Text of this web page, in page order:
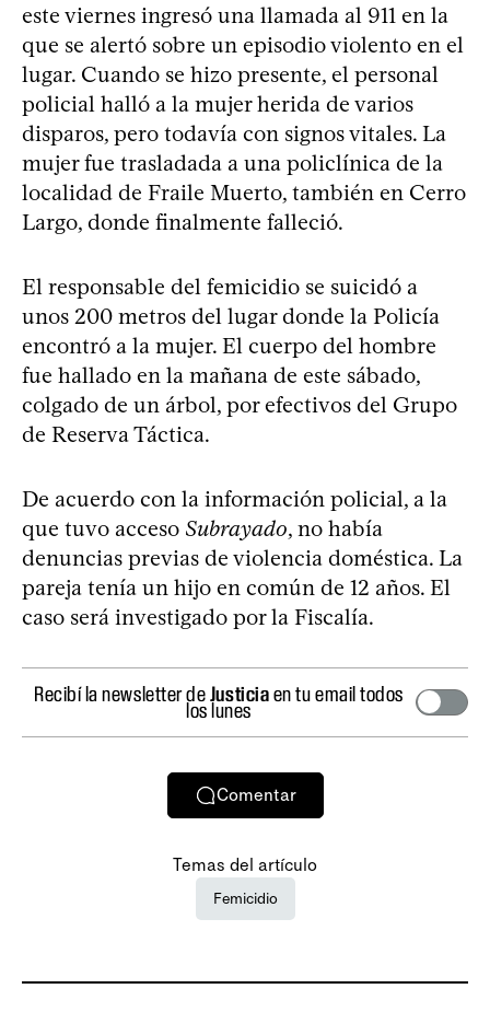
este viernes ingresó una llamada al 911 en la
que se alertó sobre un episodio violento en el
lugar. Cuando se hizo presente, el personal
policial halló a la mujer herida de varios
disparos, pero todavía con signos vitales. La
mujer fue trasladada a una policlínica de la
localidad de Fraile Muerto, también en Cerro
Largo, donde finalmente falleció.
El responsable del femicidio se suicidó a
unos 200 metros del lugar donde la Policía
encontró a la mujer. El cuerpo del hombre
fue hallado en la mañana de este sábado,
colgado de un árbol, por efectivos del Grupo
de Reserva Táctica.
De acuerdo con la información policial, a la
que tuvo acceso Subrayado, no había
denuncias previas de violencia doméstica. La
pareja tenía un hijo en común de 12 años. El
caso será investigado por la Fiscalía.
Recibí la newsletter deJusticiaen tu email todos
los lunes
Comentar
Temas del artículo
Femicidio